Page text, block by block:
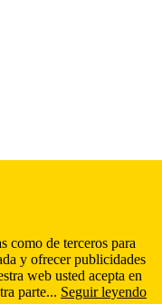
como de terceros para
y ofrecer publicidades
web usted acepta en
parte... Seguir leyendo